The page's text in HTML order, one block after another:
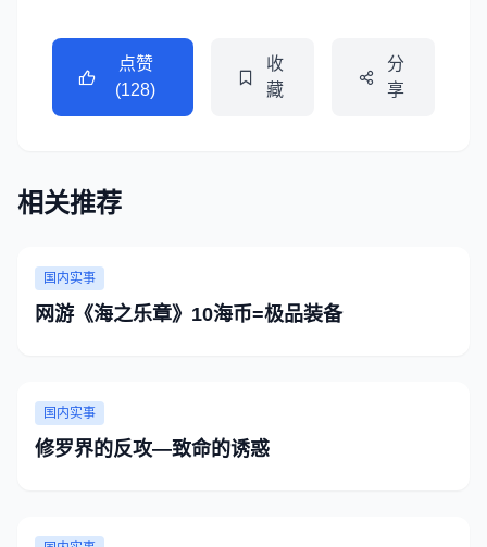
点赞
(128)
收
藏
分
享
相关推荐
国内实事
网游《海之乐章》10海币=极品装备
国内实事
修罗界的反攻—致命的诱惑